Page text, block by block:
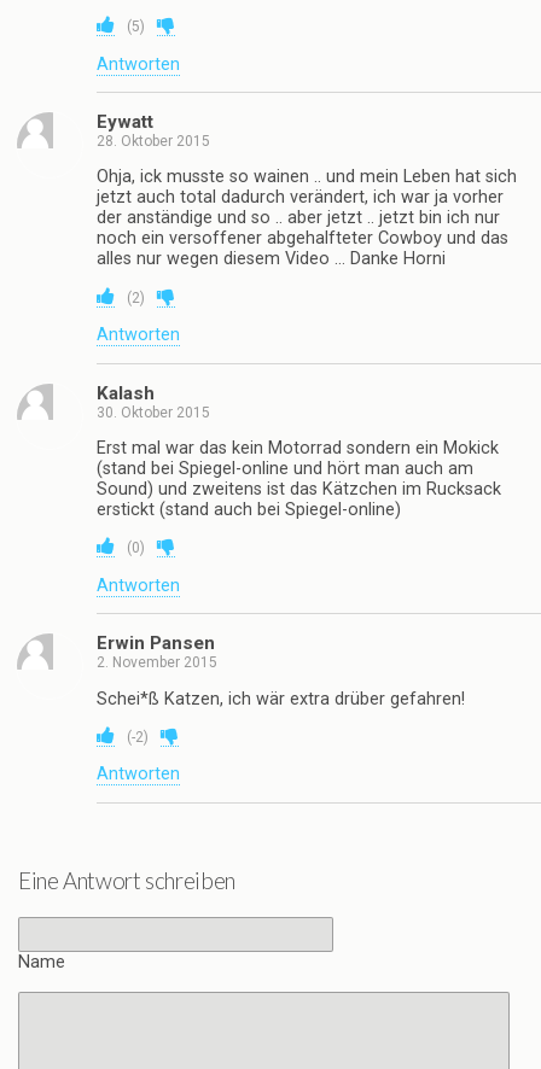
(5)
Antworten
Eywatt
28. Oktober 2015
Ohja, ick musste so wainen .. und mein Leben hat sich
jetzt auch total dadurch verändert, ich war ja vorher
der anständige und so .. aber jetzt .. jetzt bin ich nur
noch ein versoffener abgehalfteter Cowboy und das
alles nur wegen diesem Video … Danke Horni
(2)
Antworten
Kalash
30. Oktober 2015
Erst mal war das kein Motorrad sondern ein Mokick
(stand bei Spiegel-online und hört man auch am
Sound) und zweitens ist das Kätzchen im Rucksack
erstickt (stand auch bei Spiegel-online)
(0)
Antworten
Erwin Pansen
2. November 2015
Schei*ß Katzen, ich wär extra drüber gefahren!
(-2)
Antworten
Eine Antwort schreiben
Name